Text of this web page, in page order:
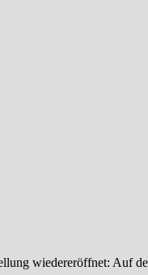
wiedereröffnet: Auf